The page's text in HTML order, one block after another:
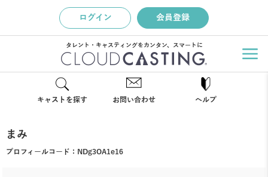
ログイン 会員登録
タレント・キャスティングをカンタン、スマートに
キャストを探す お問い合わせ ヘルプ
まみ
プロフィールコード： NDg3OA1e16